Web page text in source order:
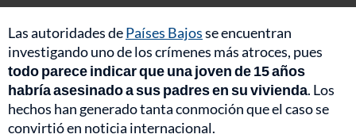
Las autoridades dePaíses Bajosse encuentran
investigando uno de los crímenes más atroces, pues
todo parece indicar que una joven de 15 años
habría asesinado a sus padres en su vivienda. Los
hechos han generado tanta conmoción que el caso se
convirtió en noticia internacional.